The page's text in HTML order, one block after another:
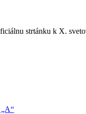
strtánku k X.